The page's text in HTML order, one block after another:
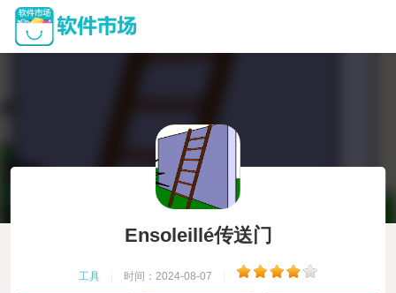
Ensoleillé传送门
工具 时间：2024-08-07